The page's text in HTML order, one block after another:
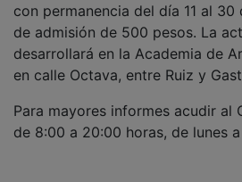
con permanencia del día 11 al
de admisión de 500 pesos. La
desarrollará en la Academia de
en calle Octava, entre Ruiz y
Para mayores informes acudir al
de 8:00 a 20:00 horas, de lunes